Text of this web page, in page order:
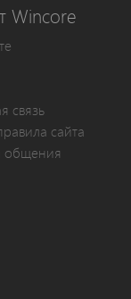
Wincore
связь
сайта
общения